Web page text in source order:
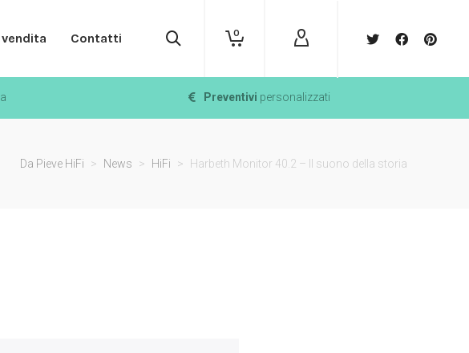
Contatti 0
Preventivi personalizzati
Da Pieve HiFi > News > HiFi > Harbeth Monitor 40.2 – Il suono della storia